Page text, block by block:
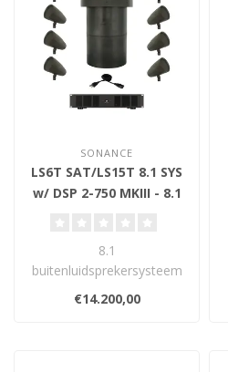
SONANCE
LS6T SAT/LS15T 8.1 SYS
w/ DSP 2-750 MKIII - 8.1
8.1
buitenluidsprekersysteem
met 8 LS6T satellieten, 1
krachtige LS15T in-
€14.200,00